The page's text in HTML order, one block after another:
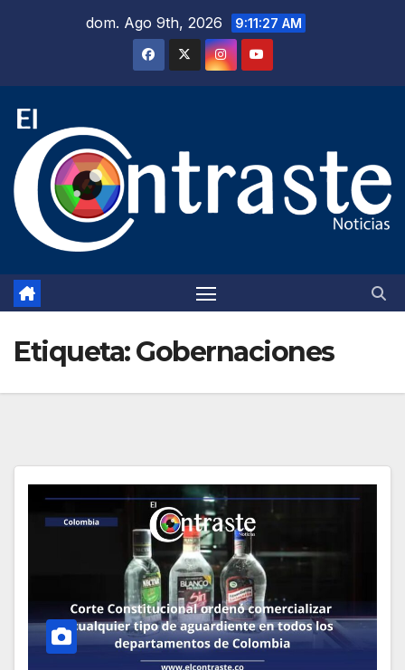
dom. Ago 9th, 2026 9:11:28 AM
Etiqueta:Gobernaciones